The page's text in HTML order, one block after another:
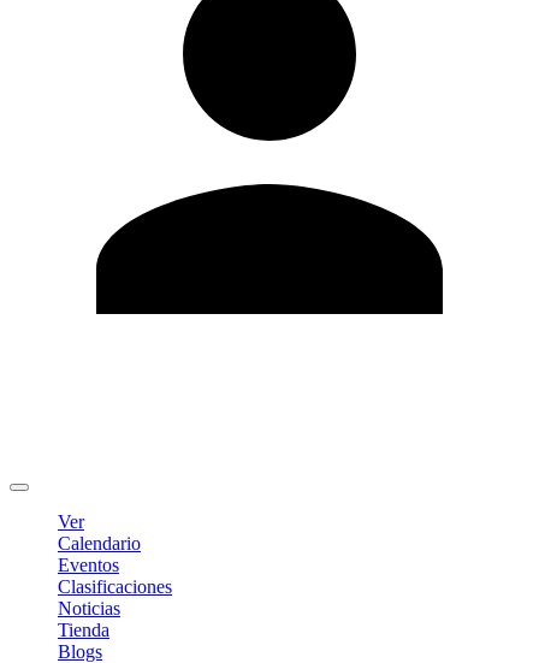
Ver
Calendario
Eventos
Clasificaciones
Noticias
Tienda
Blogs